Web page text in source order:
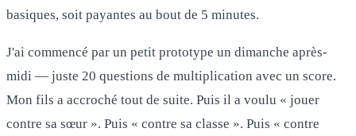
basiques, soit payantes au bout de 5 minutes.
J'ai commencé par un petit prototype un dimanche après-
midi — juste 20 questions de multiplication avec un score.
Mon fils a accroché tout de suite. Puis il a voulu « jouer
contre sa sœur ». Puis « contre sa classe ». Puis « contre